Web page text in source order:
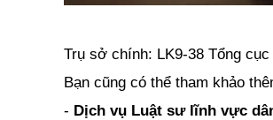
Trụ sở chính: LK9-38 Tổng
Bạn cũng có thể tham khảo
- Dịch vụ Luật sư lĩnh vực